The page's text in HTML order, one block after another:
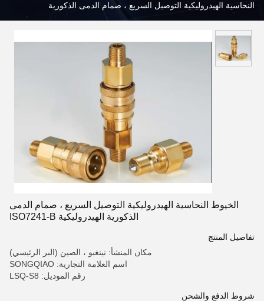
النحاسية الهيدروليكية التوصيل السريع ، صمام الدمى الذكورية
الخيوط النحاسية الهيدروليكية التوصيل السريع ، صمام الدمى
الذكورية الهيدروليكية ISO7241-B
تفاصيل المنتج
مكان المنشأ: نينغبو ، الصين (البر الرئيسي)
اسم العلامة التجارية: SONGQIAO
رقم الموديل: LSQ-S8
شروط الدفع والشحن